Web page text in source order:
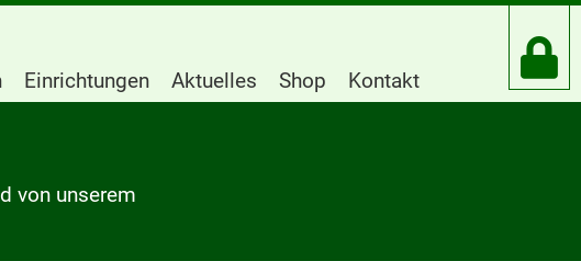
Einrichtungen Aktuelles Shop Kontakt
von unserem